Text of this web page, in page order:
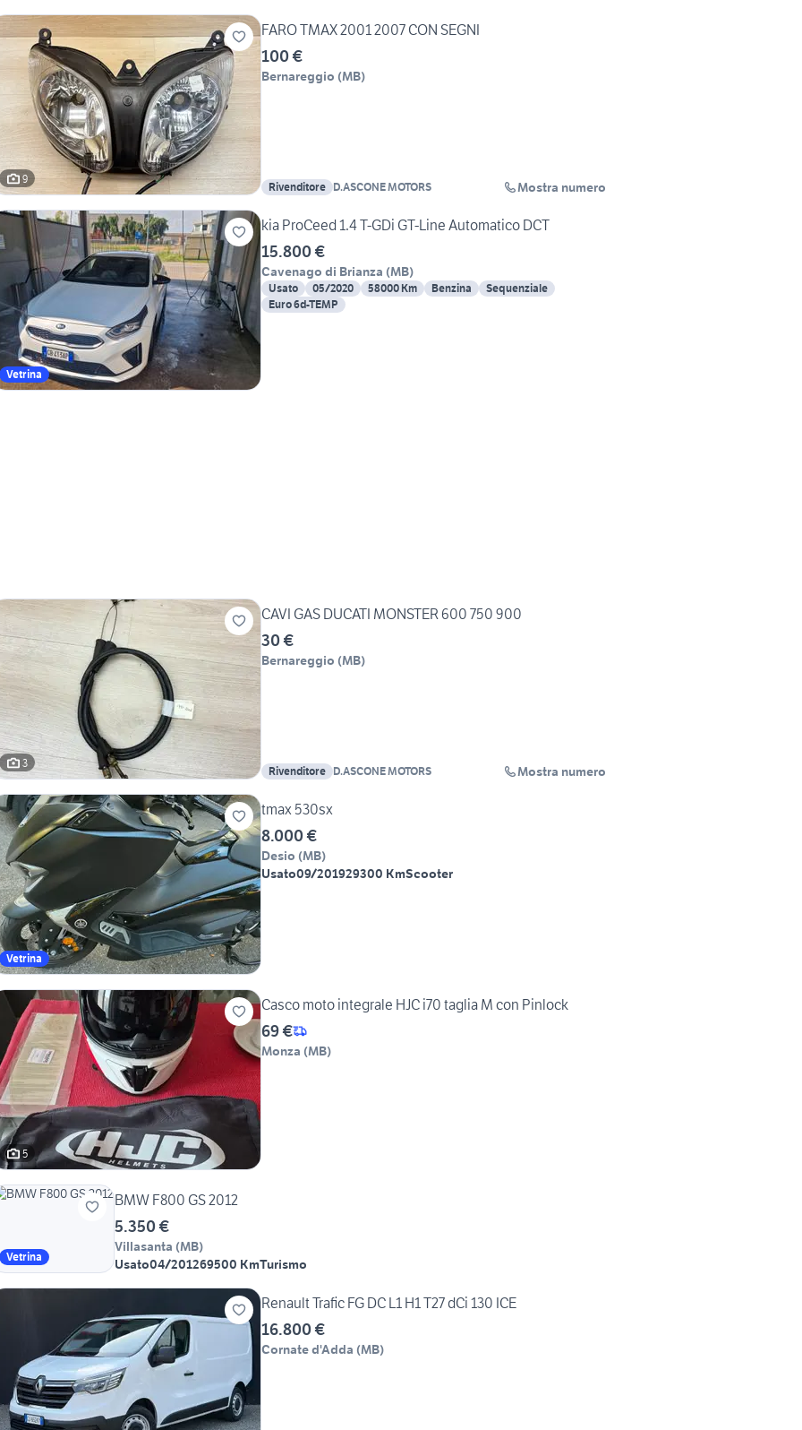
9
FARO TMAX 2001 2007 CON SEGNI
100 €
Bernareggio (MB)
Rivenditore D.ASCONE MOTORS Mostra numero
Vetrina
kia ProCeed 1.4 T-GDi GT-Line Automatico DCT
15.800 €
Cavenago di Brianza (MB)
Usato 05/2020 58000 Km Benzina
Sequenziale
Euro 6d-TEMP
3
CAVI GAS DUCATI MONSTER 600 750 900
30 €
Bernareggio (MB)
Rivenditore D.ASCONE MOTORS Mostra numero
Vetrina
tmax 530sx
8.000 €
Desio (MB)
Usato09/201929300 KmScooter
5
Casco moto integrale HJC i70 taglia M con Pinlock
69 €
Monza (MB)
Vetrina
BMW F800 GS 2012
5.350 €
Villasanta (MB)
Usato04/201269500 KmTurismo
Renault Trafic FG DC L1 H1 T27 dCi 130 ICE
16.800 €
Cornate d'Adda (MB)